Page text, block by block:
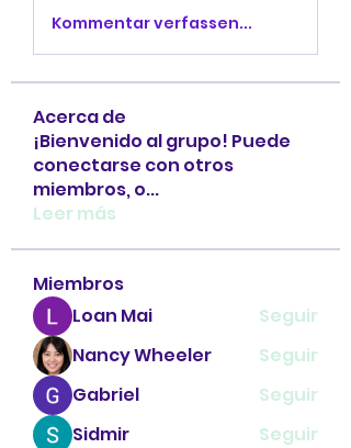
Kommentar verfassen...
Acerca de
¡Bienvenido al grupo! Puede
conectarse con otros
miembros, o...
Leer más
Miembros
Loan Mai
Seguir
Nancy Wheeler
Seguir
Gabriel
Seguir
Sidmir
Seguir